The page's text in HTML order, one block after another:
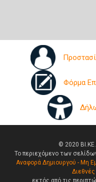
Φόρμα
© 2020
Το περιεχόμενο των
Αναφορά Δημιουργού - Μη
Διεθνές